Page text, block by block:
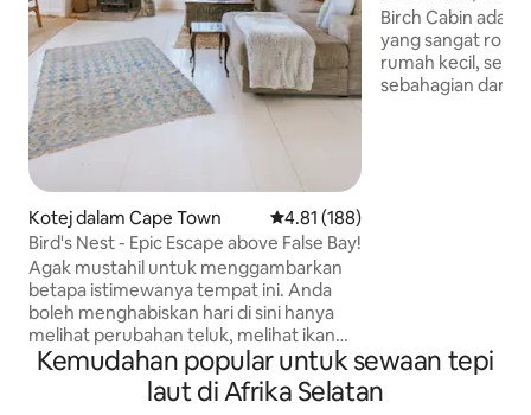
Kotej dalam Cape Town Penarafan purata 4.81 daripada
4.81 (188)
Bird's Nest - Epic Escape above False Bay!
Agak mustahil untuk menggambarkan
betapa istimewanya tempat ini. Anda
boleh menghabiskan hari di sini hanya
melihat perubahan teluk, melihat ikan
paus atau ikan lumba-lumba&breathe
dalam pemandangan Selesa dan hangat
pada musim sejuk & tenusu pada musim
Birch Cabin
yang sangat
rumah kecil,
sebahagian
sepenuhnya:
Kemudahan popular untuk sewaan tepi
laut di Afrika Selatan